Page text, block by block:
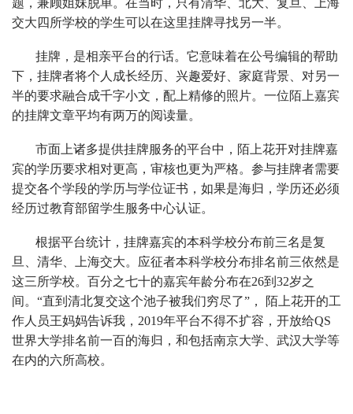
交大四所学校的学生可以在这里挂牌寻找另一半。
挂牌，是相亲平台的行话。它意味着在公号编辑的帮助
下，挂牌者将个人成长经历、兴趣爱好、家庭背景、对另一
半的要求融合成千字小文，配上精修的照片。一位陌上嘉宾
的挂牌文章平均有两万的阅读量。
市面上诸多提供挂牌服务的平台中，陌上花开对挂牌嘉
宾的学历要求相对更高，审核也更为严格。参与挂牌者需要
提交各个学段的学历与学位证书，如果是海归，学历还必须
经历过教育部留学生服务中心认证。
根据平台统计，挂牌嘉宾的本科学校分布前三名是复
旦、清华、上海交大。应征者本科学校分布排名前三依然是
这三所学校。百分之七十的嘉宾年龄分布在26到32岁之
间。“直到清北复交这个池子被我们穷尽了”， 陌上花开的工
作人员王妈妈告诉我，2019年平台不得不扩容，开放给QS
世界大学排名前一百的海归，和包括南京大学、武汉大学等
在内的六所高校。